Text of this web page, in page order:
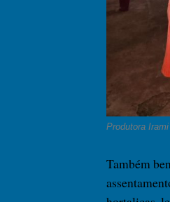
Produtora
Também